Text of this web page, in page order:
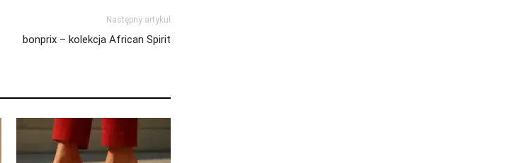
Następny artykuł
bonprix – kolekcja African Spirit